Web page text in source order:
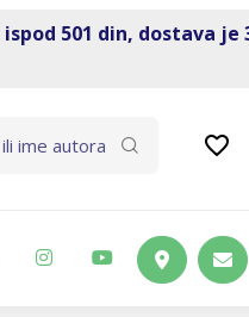
501 din, dostava je